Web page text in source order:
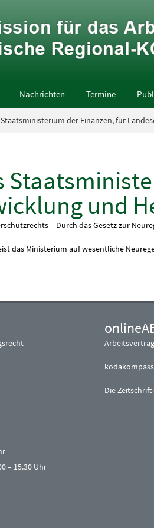
Nachrichten Termine
Staatsministerium der Finanzen, für
und
– Durch das Gesetz zur
das Ministerium auf wesentliche
– 15.30 Uhr
Die